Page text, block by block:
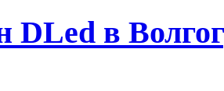
DLed в